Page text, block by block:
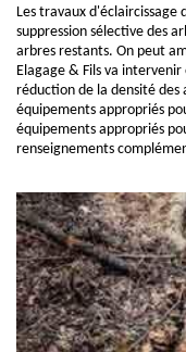
Les travaux
suppression sélective des
arbres restants. On peut
Elagage & Fils va
réduction de la densité des
équipements appropriés
équipements appropriés
renseignements